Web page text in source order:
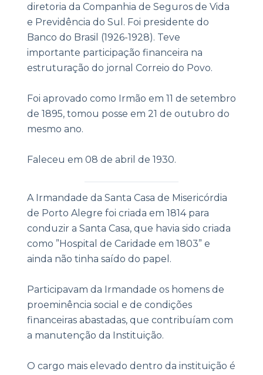
diretoria da Companhia de Seguros de Vida
e Previdência do Sul. Foi presidente do
Banco do Brasil (1926-1928). Teve
importante participação financeira na
estruturação do jornal Correio do Povo.
Foi aprovado como Irmão em 11 de setembro
de 1895, tomou posse em 21 de outubro do
mesmo ano.
Faleceu em 08 de abril de 1930.
A Irmandade da Santa Casa de Misericórdia
de Porto Alegre foi criada em 1814 para
conduzir a Santa Casa, que havia sido criada
como ”Hospital de Caridade em 1803” e
ainda não tinha saído do papel.
Participavam da Irmandade os homens de
proeminência social e de condições
financeiras abastadas, que contribuíam com
a manutenção da Instituição.
O cargo mais elevado dentro da instituição é